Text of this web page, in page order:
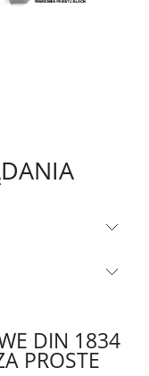
DIN 1834
PROSTE